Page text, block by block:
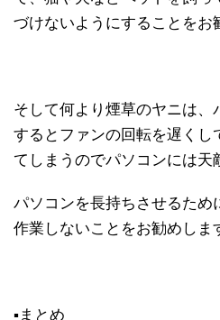
づけないようにすることをお
そして何より煙草のヤニは、
するとファンの回転を遅くし
てしまうのでパソコンには天
パソコンを長持ちさせるため
作業しないことをお勧めしま
▪まとめ